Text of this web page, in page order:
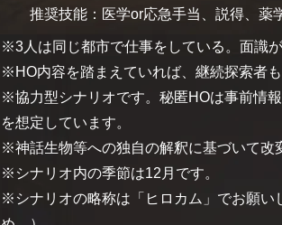
推奨技能：医学or応急手当、説得、薬
※3人は同じ都市で仕事をしている。面識
※HO内容を踏まえていれば、継続探索者
※協力型シナリオです。秘匿HOは事前情
を想定しています。
※神話生物等への独自の解釈に基づいて改
※シナリオ内の季節は12月です。
※シナリオの略称は「ヒロカム」でお願い